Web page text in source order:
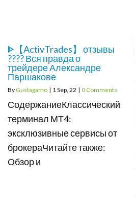
ᐈ【ActivTrades】 отзывы
???? Вся правда о
трейдере Александре
Паршакове
By Gustagamo | 1 Sep, 22 | 0 Comments
СодержаниеКлассический
терминал МТ4:
эксклюзивные сервисы от
брокераЧитайте также:
Обзор и